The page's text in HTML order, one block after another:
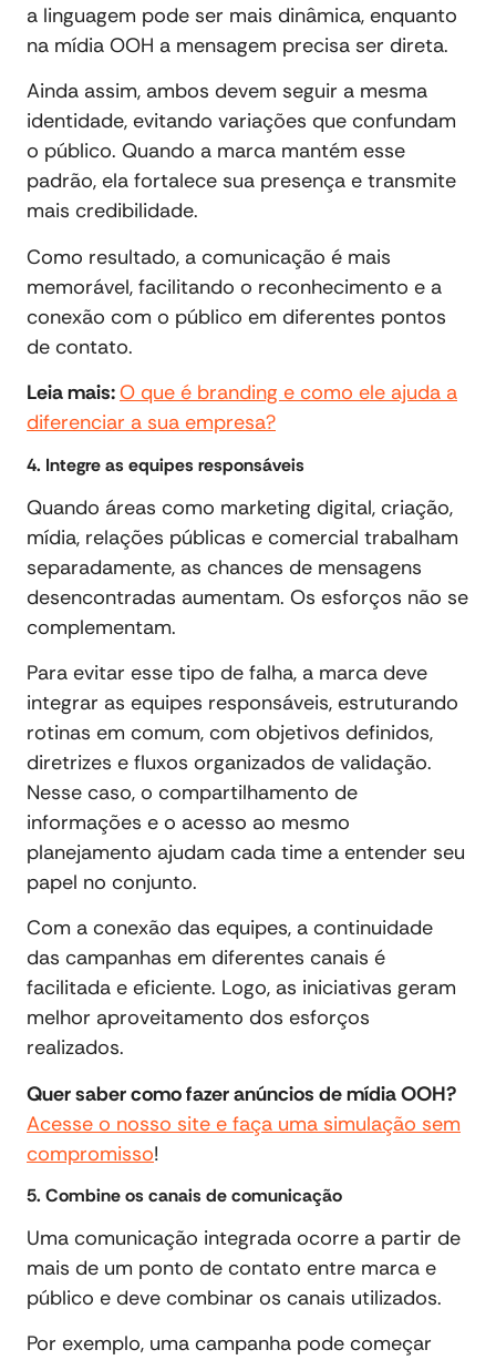
a linguagem pode ser mais dinâmica, enquanto
na mídia OOH a mensagem precisa ser direta.
Ainda assim, ambos devem seguir a mesma
identidade, evitando variações que confundam
o público. Quando a marca mantém esse
padrão, ela fortalece sua presença e transmite
mais credibilidade.
Como resultado, a comunicação é mais
memorável, facilitando o reconhecimento e a
conexão com o público em diferentes pontos
de contato.
Leia mais:O que é branding e como ele ajuda a
diferenciar a sua empresa?
4. Integre as equipes responsáveis
Quando áreas como marketing digital, criação,
mídia, relações públicas e comercial trabalham
separadamente, as chances de mensagens
desencontradas aumentam. Os esforços não se
complementam.
Para evitar esse tipo de falha, a marca deve
integrar as equipes responsáveis, estruturando
rotinas em comum, com objetivos definidos,
diretrizes e fluxos organizados de validação.
Nesse caso, o compartilhamento de
informações e o acesso ao mesmo
planejamento ajudam cada time a entender seu
papel no conjunto.
Com a conexão das equipes, a continuidade
das campanhas em diferentes canais é
facilitada e eficiente. Logo, as iniciativas geram
melhor aproveitamento dos esforços
realizados.
Quer saber como fazer anúncios de mídia OOH?
Acesse o nosso site e faça uma simulação sem
compromisso!
5. Combine os canais de comunicação
Uma comunicação integrada ocorre a partir de
mais de um ponto de contato entre marca e
público e deve combinar os canais utilizados.
Por exemplo, uma campanha pode começar